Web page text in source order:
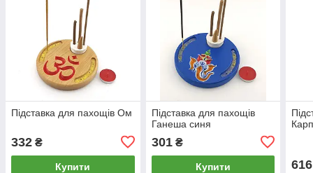
Підставка для пахощів Ом
332 ₴
Купити
Підставка для пахощів
Ганеша синя
301₴
Купити 616